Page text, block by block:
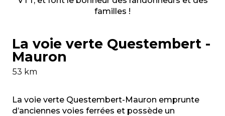
familles !
La voie verte Questembert -
Mauron
53 km
La voie verte Questembert-Mauron emprunte
d’anciennes voies ferrées et possède un